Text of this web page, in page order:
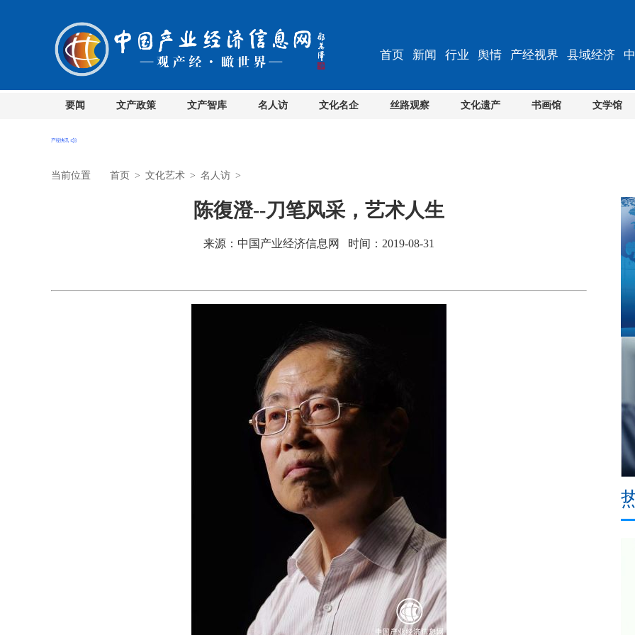
首页 新闻 行业 舆情 产经视界 县域经济
要闻 文产政策 文产智库 名人访 文化名企 丝路观察 文化遗产 书画馆 文学馆
当前位置 首页 > 文化艺术 > 名人访 >
陈復澄--刀笔风采，艺术人生
来源：中国产业经济信息网 时间：2019-08-31